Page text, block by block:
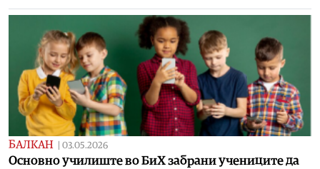
БАЛКАН 03.05.2026
Основно училиште во БиХ забрани учениците да